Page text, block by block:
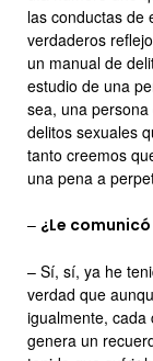
las conductas de
verdaderos
un manual de
estudio de una
sea, una
delitos sexuales
tanto creemos
una pena a
– ¿Le
– Sí, sí, ya he
verdad que
igualmente, cada
genera un